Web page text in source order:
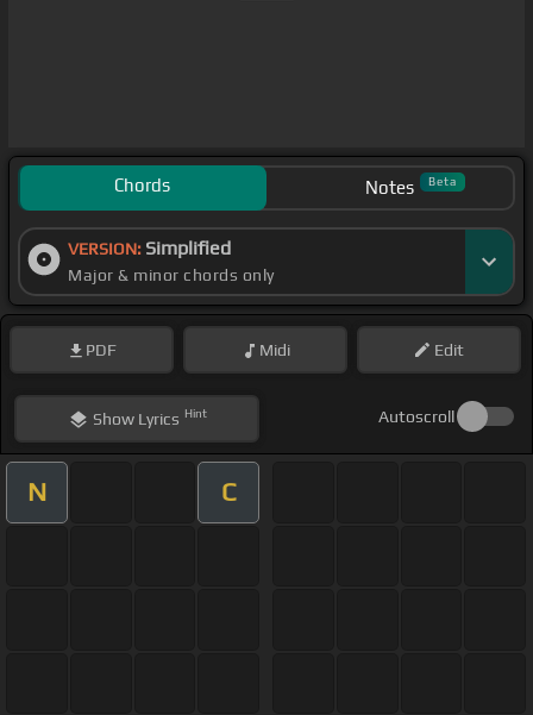
Chords Notes Beta
VERSION: Simplified
Major & minor chords only
PDF Midi Edit
ShowLyrics Hint Autoscroll
N C